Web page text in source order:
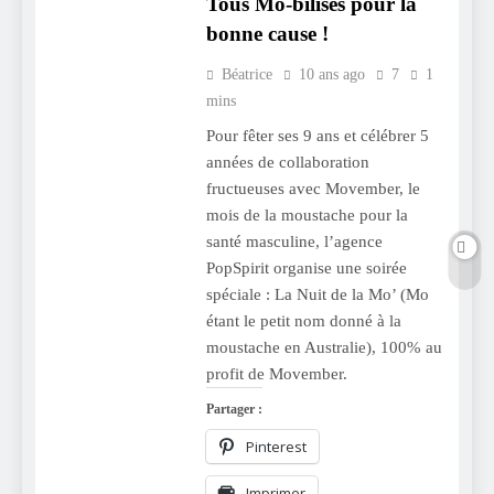
bonne cause !
Béatrice 10 ans ago 7
1
mins
Pour fêter ses 9 ans et célébrer 5
années de collaboration
fructueuses avec Movember, le
mois de la moustache pour la
santé masculine, l’agence
PopSpirit organise une soirée
spéciale : La Nuit de la Mo’ (Mo
étant le petit nom donné à la
moustache en Australie), 100% au
profit de Movember.
Partager :
Pinterest